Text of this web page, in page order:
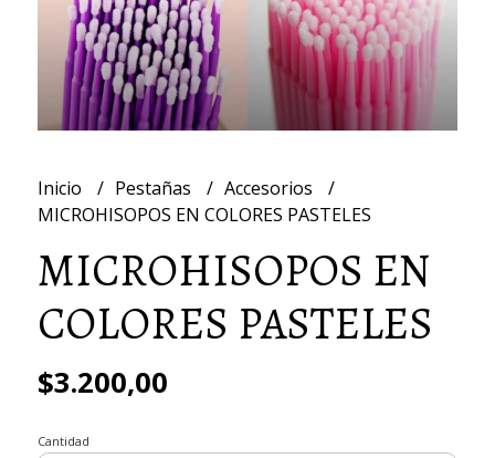
Inicio Pestañas
Accesorios
MICROHISOPOS EN COLORES PASTELES
MICROHISOPOS EN
COLORES PASTELES
$3.200,00
Cantidad